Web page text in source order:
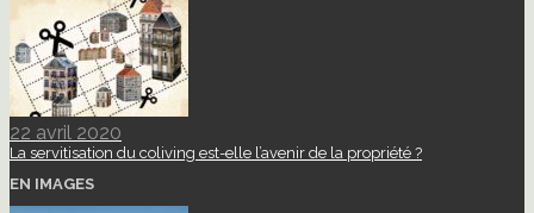
22 avril 2020
La servitisation du coliving est-elle l’avenir de la propriété ?
EN IMAGES